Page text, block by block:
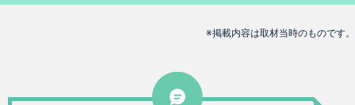
※掲載内容は取材当時のものです。